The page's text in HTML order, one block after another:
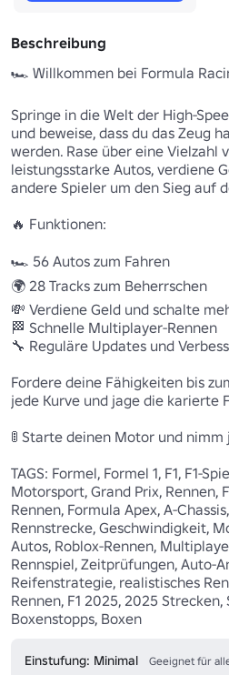
Beschreibung
🏎️ Willkommen bei Formula
Springe in die Welt der High-
und beweise, dass du das Zeug
werden. Rase über eine Vielzahl
leistungsstarke Autos, verdiene
andere Spieler um den Sieg auf
🔥 Funktionen:
🏎️ 56 Autos zum Fahren
🌍 28 Tracks zum Beherrschen
💸 Verdiene Geld und schalte
🏁 Schnelle Multiplayer-Rennen
🔧 Reguläre Updates und
Fordere deine Fähigkeiten bis
jede Kurve und jage die karierte
🚦 Starte deinen Motor und
TAGS: Formel, Formel 1, F1, F1-
Motorsport, Grand Prix, Rennen,
Rennen, Formula Apex, A-
Rennstrecke, Geschwindigkeit,
Autos, Roblox-Rennen,
Rennspiel, Zeitprüfungen, Auto-
Reifenstrategie, realistisches
Rennen, F1 2025, 2025
Boxenstopps, Boxen
Einstufung: Minimal Geeignet für